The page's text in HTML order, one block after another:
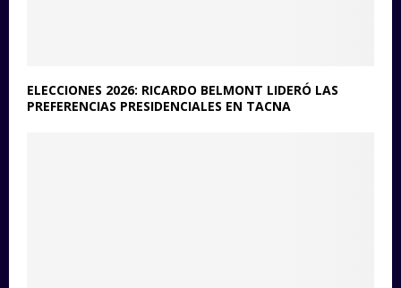
ELECCIONES 2026: RICARDO BELMONT LIDERÓ LAS
PREFERENCIAS PRESIDENCIALES EN TACNA